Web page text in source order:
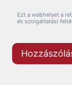
Ezt a webhelyet a
és szolgáltatási